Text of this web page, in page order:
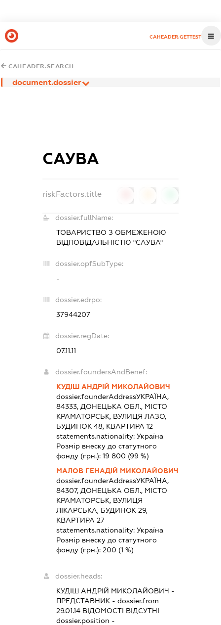
CAHEADER.GETTEST
CAHEADER.SEARCH
document.dossier
САУВА
riskFactors.title
dossier.fullName:
ТОВАРИСТВО З ОБМЕЖЕНОЮ
ВІДПОВІДАЛЬНІСТЮ "САУВА"
dossier.opfSubType:
-
dossier.edrpo:
37944207
dossier.regDate:
07.11.11
dossier.foundersAndBenef:
КУДІШ АНДРІЙ МИКОЛАЙОВИЧ
dossier.founderAddressУКРАЇНА,
84333, ДОНЕЦЬКА ОБЛ., МІСТО
КРАМАТОРСЬК, ВУЛИЦЯ ЛАЗО,
БУДИНОК 48, КВАРТИРА 12
statements.nationality: Україна
Розмір внеску до статутного
фонду (грн.): 19 800 (99 %)
МАЛОВ ГЕНАДІЙ МИКОЛАЙОВИЧ
dossier.founderAddressУКРАЇНА,
84307, ДОНЕЦЬКА ОБЛ., МІСТО
КРАМАТОРСЬК, ВУЛИЦЯ
ЛІКАРСЬКА, БУДИНОК 29,
КВАРТИРА 27
statements.nationality: Україна
Розмір внеску до статутного
фонду (грн.): 200 (1 %)
dossier.heads:
КУДІШ АНДРІЙ МИКОЛАЙОВИЧ -
ПРЕДСТАВНИК - dossier.from
29.01.14ВІДОМОСТІ ВІДСУТНІ
dossier.position -